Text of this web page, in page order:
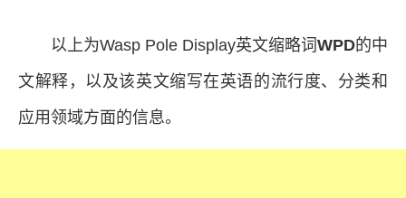
以上为Wasp Pole Display英文缩略词 WPD的中
文解释，以及该英文缩写在英语的流行度、分类和
应用领域方面的信息。